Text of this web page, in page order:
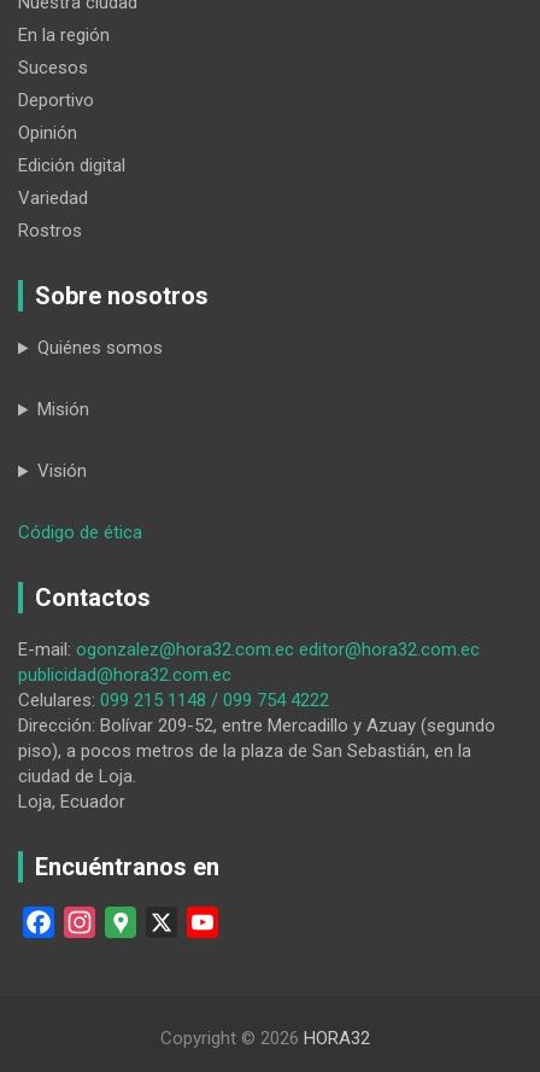
En la región
Sucesos
Deportivo
Opinión
Edición digital
Variedad
Rostros
Sobre nosotros
Quiénes somos
Misión
Visión
Código de ética
de
celebra
38
años
de
vida
Contactos
E-mail: ogonzalez@hora32.com.ec editor@hora32.com.ec
publicidad@hora32.com.ec
Celulares: 099 215 1148 / 099 754 4222
Dirección: Bolívar 209-52, entre Mercadillo y Azuay (segundo
piso), a pocos metros de la plaza de San Sebastián, en la
ciudad de Loja.
Loja, Ecuador
Encuéntranos en
u
Copyright © 2026 HORA32